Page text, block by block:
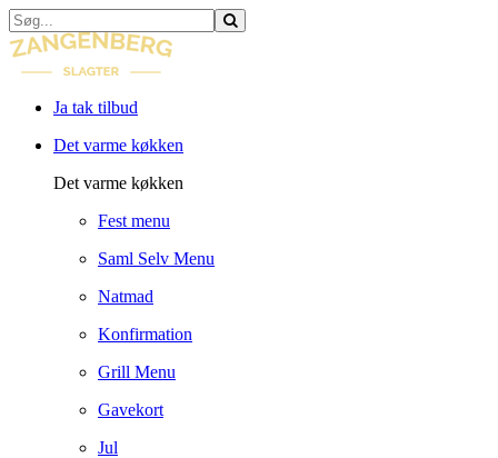
Ja tak tilbud
Det varme køkken
Det varme køkken
Fest menu
Saml Selv Menu
Natmad
Konfirmation
Grill Menu
Gavekort
Jul